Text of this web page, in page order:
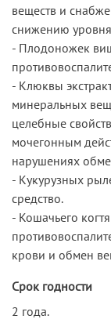
веществ и
снижению
- Плодоножек
- Клюквы
минеральных
целебные
мочегонным
нарушениях
- Кукурузных
средство.
- Кошачьего
крови и обмен
Срок годности
2 года.